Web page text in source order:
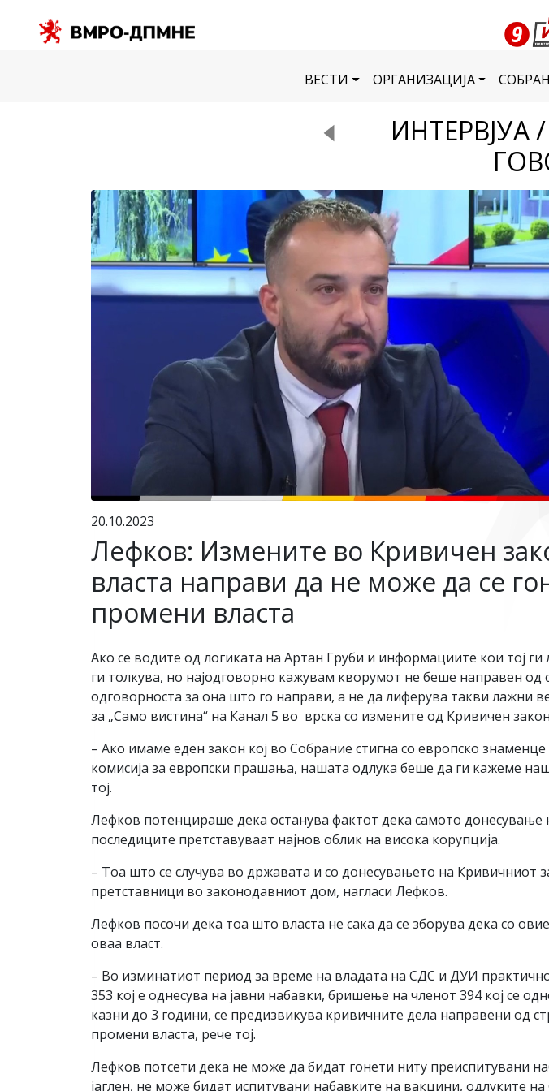
ВЕСТИ ОРГАНИЗАЦИЈА
20.10.2023
Лефков: Измените во Кривичен
власта направи да не може да се
промени власта
Ако се водите од логиката на Артан Груби и информациите кои тој
ги толкува, но најодговорно кажувам кворумот не беше направен
одговорноста за она што го направи, а не да лиферува такви
за „Само вистина“ на Канал 5 во врска со измените од Кривичен
– Ако имаме еден закон кој во Собрание стигна со европско
комисија за европски прашања, нашата одлука беше да ги кажеме
тој.
Лефков потенцираше дека останува фактот дека самото донесување
последиците претставуваат најнов облик на висока корупција.
– Тоа што се случува во државата и со донесувањето на Кривичниот
претставници во законодавниот дом, нагласи Лефков.
Лефков посочи дека тоа што власта не сака да се зборува дека со
оваа власт.
– Во изминатиот период за време на владата на СДС и ДУИ
353 кој е однесува на јавни набавки, бришење на членот 394 кој се
казни до 3 години, се предизвикува кривичните дела направени од
промени власта, рече тој.
Лефков потсети дека не може да бидат гонети ниту преиспитувани
јаглен, не може бидат испитувани набавките на вакцини, одлуките